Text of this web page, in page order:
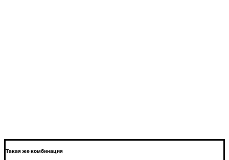
Такая же комбинация